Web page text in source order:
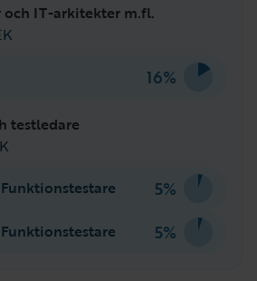
IT-arkitekter m.fl.
16%
testledare
5%
5%